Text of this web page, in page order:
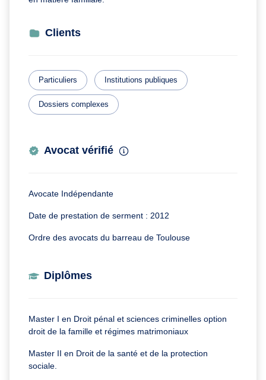
Clients
Particuliers Institutions publiques
Dossiers complexes
Avocat vérifié
Avocate Indépendante
Date de prestation de serment : 2012
Ordre des avocats du barreau de Toulouse
Diplômes
Master I en Droit pénal et sciences criminelles option
droit de la famille et régimes matrimoniaux
Master II en Droit de la santé et de la protection
sociale.